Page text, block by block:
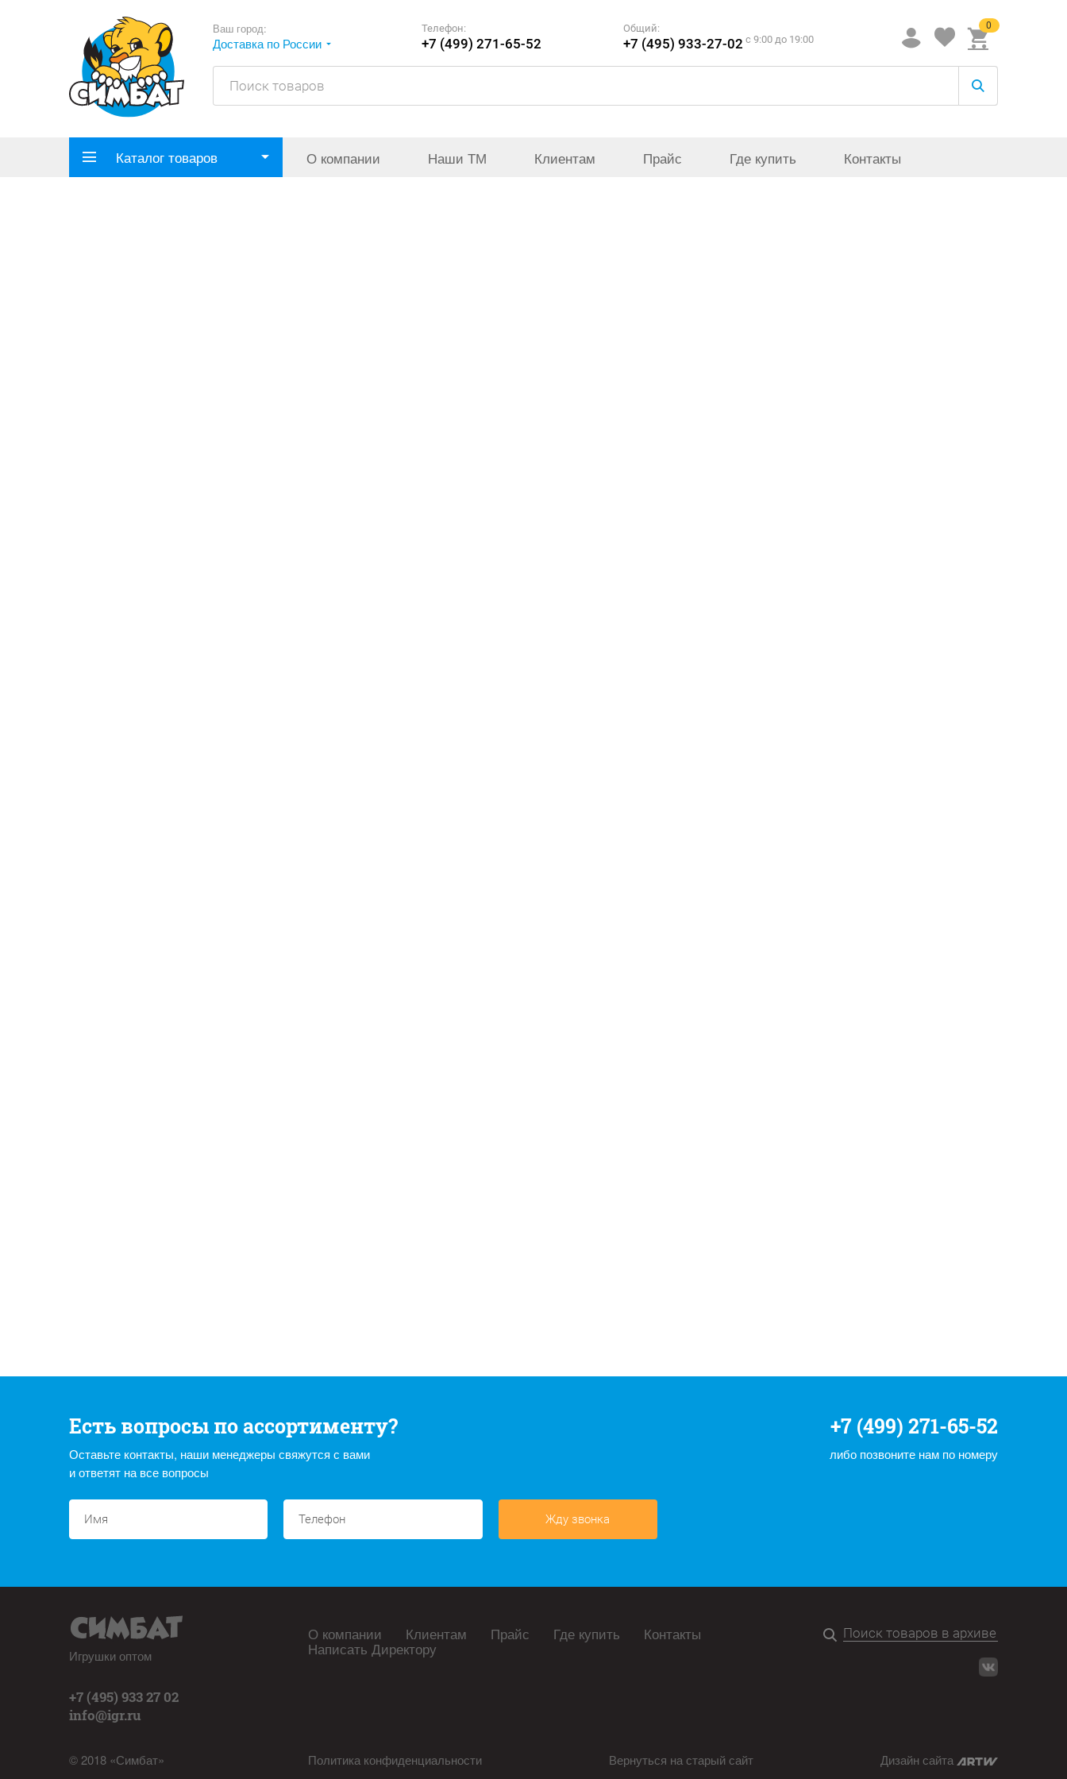
Ваш город:
Доставка по России
Телефон:
+7 (499) 271-65-52
Общий:
+7 (495) 933-27-02 c 9:00 до 19:00
0
Каталог товаров О компании Наши ТМ Клиентам Прайс Где купить Контакты
Есть вопросы по ассортименту?
Оставьте контакты, наши менеджеры свяжутся с вами
и ответят на все вопросы
+7 (499) 271-65-52
либо позвоните нам по номеру
Жду звонка
Игрушки оптом
+7 (495) 933 27 02
info@igr.ru
© 2018 «Симбат»
О компании Клиентам Прайс Где купить Контакты
Написать Директору
Политика конфиденциальности Вернуться на старый сайт Дизайн сайта